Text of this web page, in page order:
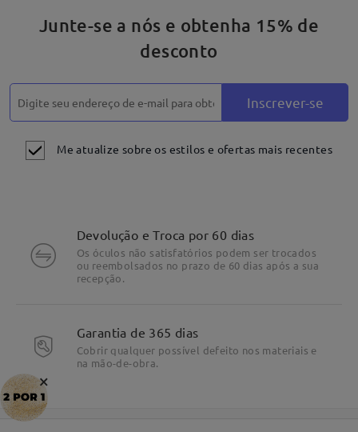
Junte-se a nós e obtenha 15% de
desconto
Inscrever-se
Me atualize sobre os estilos e ofertas mais recentes
Devolução e Troca por 60 dias
Os óculos não satisfatórios podem ser trocados
ou reembolsados no prazo de 60 dias após a sua
recepção.
Garantia de 365 dias
Cobrir qualquer possível defeito nos materiais e
na mão-de-obra.
×